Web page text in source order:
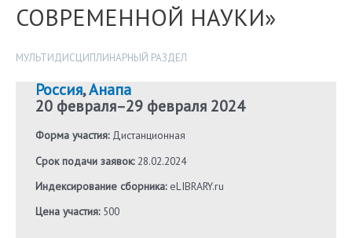
СОВРЕМЕННОЙ НАУКИ»
МУЛЬТИДИСЦИПЛИНАРНЫЙ РАЗДЕЛ
Россия,Анапа
20 февраля–29 февраля 2024
Форма участия:Дистанционная
Срок подачи заявок:28.02.2024
Индексирование сборника:eLIBRARY.ru
Цена участия:500